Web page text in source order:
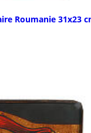
Roumanie 31x23